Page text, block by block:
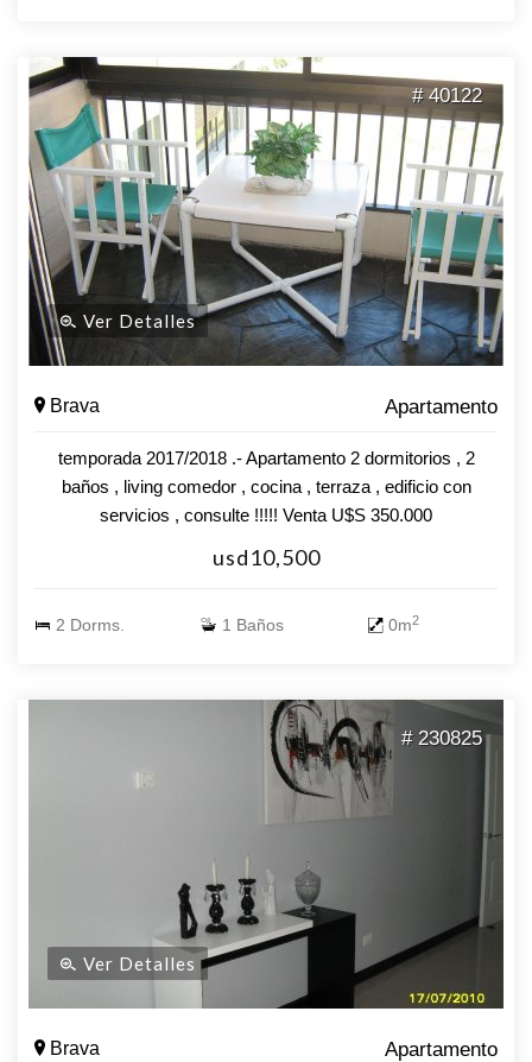
# 40122
Ver Detalles
Brava Apartamento
temporada 2017/2018 .- Apartamento 2 dormitorios , 2
baños , living comedor , cocina , terraza , edificio con
servicios , consulte !!!!! Venta U$S 350.000
usd10,500
2 Dorms. 1 Baños 0m2
# 230825
Ver Detalles
Brava Apartamento